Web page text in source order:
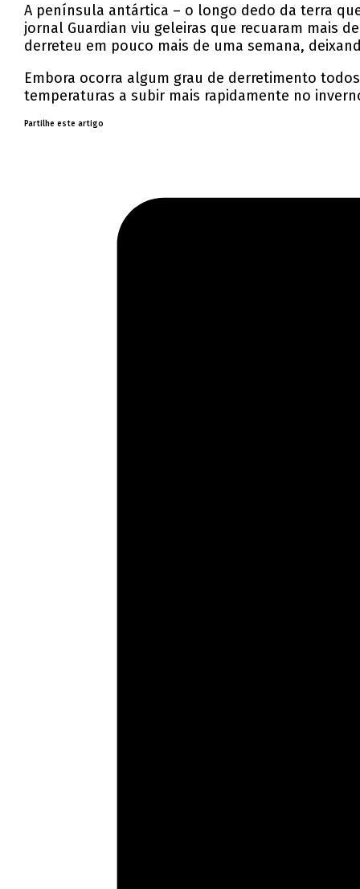
A península antártica – o longo dedo da terra
jornal Guardian viu geleiras que recuaram mais
derreteu em pouco mais de uma semana,
Embora ocorra algum grau de derretimento
temperaturas a subir mais rapidamente no
Partilhe este artigo